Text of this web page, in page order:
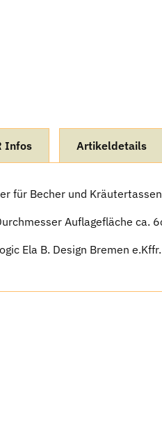
Infos Artikeldetails
für Becher und
Auflagefläche ca.
Ela B. Design Bremen